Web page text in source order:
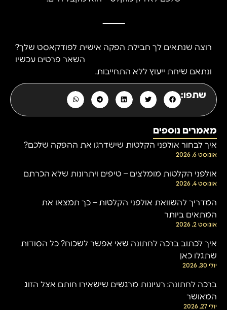
⸻
רוצה שנתאים לך חבילת הפקה אישית לפודקאסט שלך?
השאר פרטים עכשיו
ונתאם שיחת ייעוץ ללא התחייבות.
שתפו:
מאמרים נוספים
איך לבחור אולפני הקלטות שישדרגו את ההפקה שלכם?
אוגוסט 6, 2026
אולפני הקלטות מומלצים – טיפים ויתרונות שלא הכרתם
אוגוסט 4, 2026
המדריך להשוואת אולפני הקלטות – כך תמצאו את
המתאים ביותר
אוגוסט 2, 2026
איך לכתוב ברכה לחתונה שאי אפשר לשכוח? כל הסודות
שתגלו כאן
יולי 30, 2026
ברכה לחתונה: רעיונות מרגשים שישאירו חותם אצל הזוג
המאושר
יולי 27, 2026